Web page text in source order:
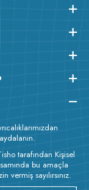
tarafından Kişisel
bu amaçla
vermiş sayılırsınız.